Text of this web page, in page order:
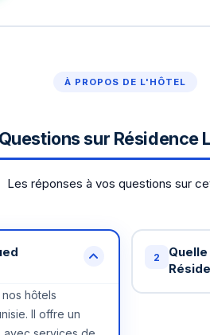
À PROPOS DE L'HÔTEL
Questions sur Résidence
Les réponses à vos questions sur
hôtels
Il offre un
2